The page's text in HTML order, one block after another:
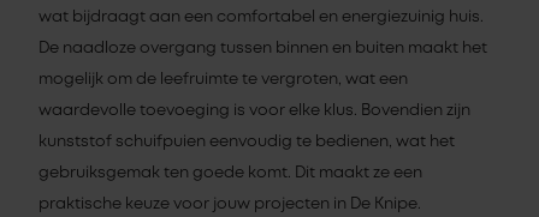
wat bijdraagt aan een comfortabel en energiezuinig huis.
De naadloze overgang tussen binnen en buiten maakt het
mogelijk om de leefruimte te vergroten, wat een
waardevolle toevoeging is voor elke klus. Bovendien zijn
kunststof schuifpuien eenvoudig te bedienen, wat het
gebruiksgemak ten goede komt. Dit maakt ze een
praktische keuze voor jouw projecten in De Knipe.